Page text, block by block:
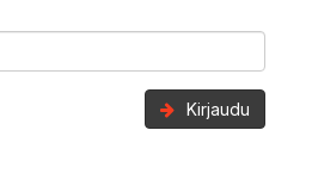
Kirjaudu